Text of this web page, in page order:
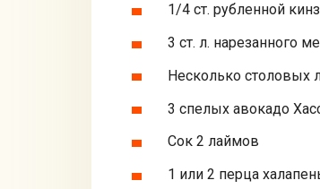
1/4 ст. рубленной
3 ст. л. нарезанного
Несколько столовых
3 спелых авокадо
Сок 2 лаймов
1 или 2 перца